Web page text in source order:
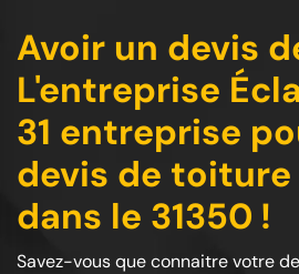
Avoir un devis
L'entreprise
31 entreprise
devis de toiture
dans le 31350 !
Savez-vous que connaitre votre